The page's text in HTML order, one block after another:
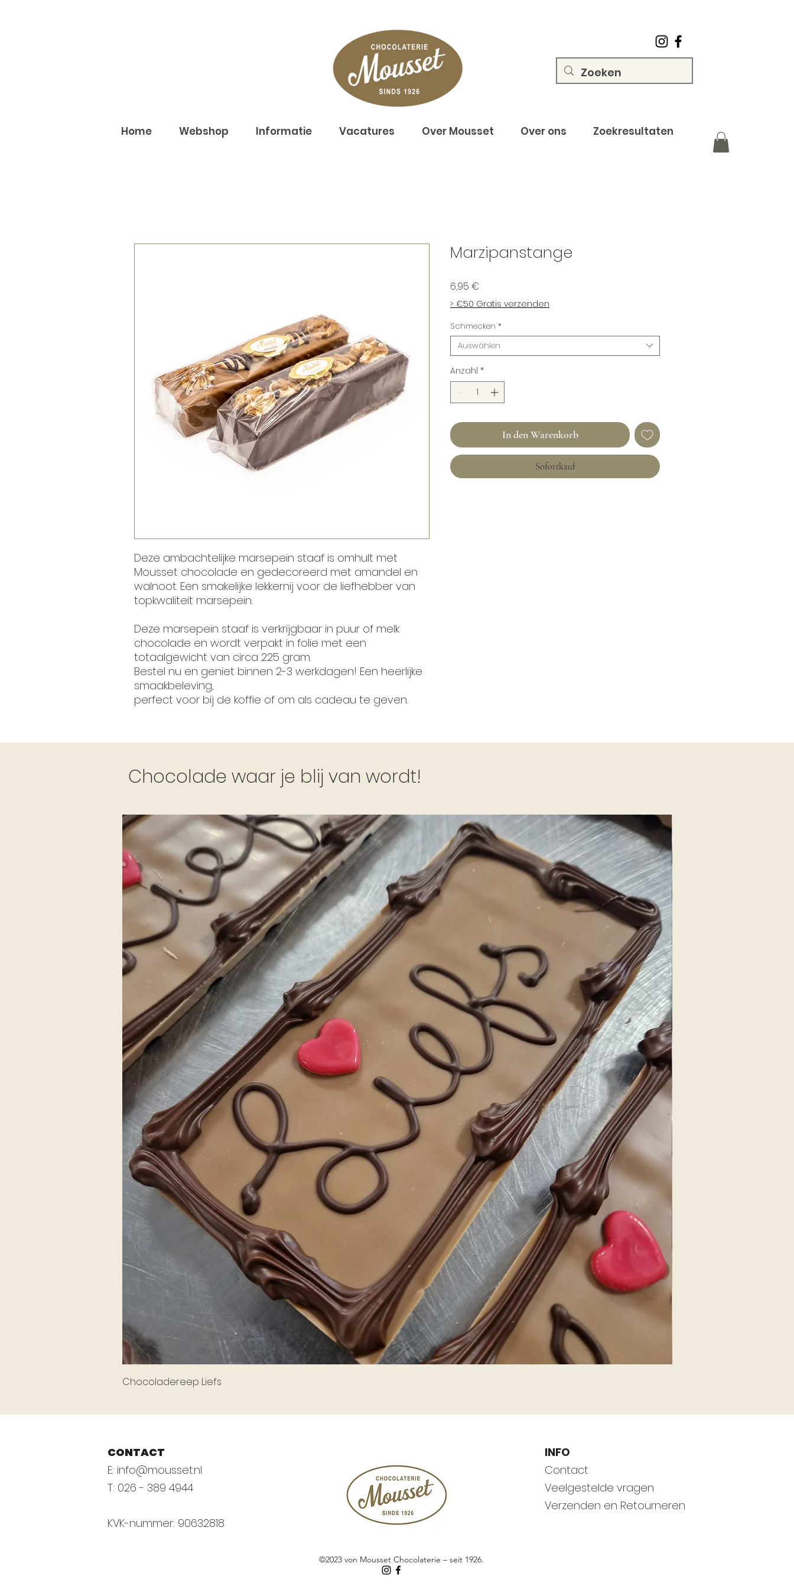
Home Webshop Informatie Vacatures Over Mousset Over ons Zoekresultaten
Deze ambachtelijke marsepein staaf is omhult met
Mousset chocolade en gedecoreerd met amandel en
walnoot. Een smakelijke lekkernij voor de liefhebber van
topkwaliteit marsepein.
Deze marsepein staaf is verkrijgbaar in puur of melk
chocolade en wordt verpakt in folie met een
totaalgewicht van circa 225 gram.
Bestel nu en geniet binnen 2-3 werkdagen! Een heerlijke
smaakbeleving,
perfect voor bij de koffie of om als cadeau te geven.
Marzipanstange
6,95 €
> €50 Gratis verzenden
Schmecken *
Auswählen
Anzahl *
In den Warenkorb
Sofortkauf
Chocolade waar je blij van wordt!
Chocoladereep Liefs
CONTACT
E: info@mousset.nl
T: 026 - 389 4944
KVK-nummer: 90632818
INFO
Contact
Veelgestelde vragen
Verzenden en Retourneren
©2023 von Mousset Chocolaterie – seit 1926.